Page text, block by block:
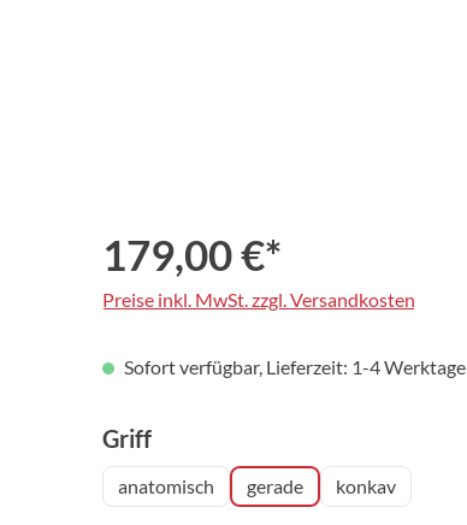
179,00 €*
Preise inkl. MwSt. zzgl. Versandkosten
Sofort verfügbar, Lieferzeit: 1-4 Werktage
Griffauswählen
anatomisch gerade konkav